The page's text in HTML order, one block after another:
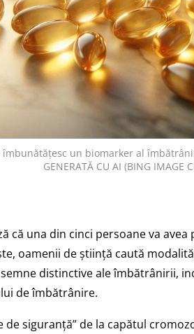
un biomarker al
GENERATĂ CU AI (BING IMAGE
că una din cinci persoane va avea
oamenii de știință caută
distinctive ale îmbătrânirii,
de îmbătrânire.
de siguranță” de la capătul